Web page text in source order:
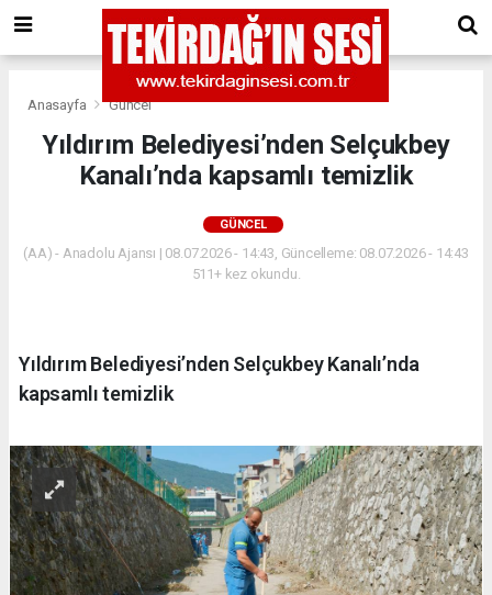
Anasayfa Güncel
Yıldırım Belediyesi’nden Selçukbey
Kanalı’nda kapsamlı temizlik
GÜNCEL
(AA) - Anadolu Ajansı | 08.07.2026 - 14:43, Güncelleme: 08.07.2026 - 14:43
511+ kez okundu.
Yıldırım Belediyesi’nden Selçukbey Kanalı’nda
kapsamlı temizlik